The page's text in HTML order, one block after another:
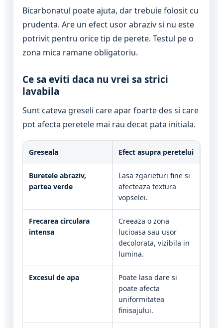
Bicarbonatul poate ajuta, dar trebuie folosit cu
prudenta. Are un efect usor abraziv si nu este
potrivit pentru orice tip de perete. Testul pe o
zona mica ramane obligatoriu.
Ce sa eviti daca nu vrei sa strici
lavabila
Sunt cateva greseli care apar foarte des si care
pot afecta peretele mai rau decat pata initiala.
Greseala Efect asupra peretelui
Buretele abraziv,
partea verde
Lasa zgarieturi fine si
afecteaza textura
vopselei.
Frecarea circulara
intensa
Creeaza o zona
lucioasa sau usor
decolorata, vizibila in
lumina.
Excesul de apa
Poate lasa dare si
poate afecta
uniformitatea
finisajului.